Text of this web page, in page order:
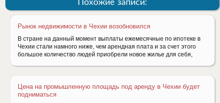
Похожие записи:
Рынок недвижимости в Чехии возобновился
В стране на данный момент выплаты ежемесячные по ипотеке в
Чехии стали намного ниже, чем арендная плата и за счет этого
большое количество людей приобрели новое жилье для себя,
Цена на промышленную площадь под аренду в Чехии будет
подниматься